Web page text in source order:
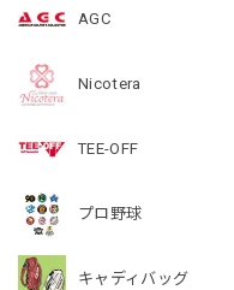
AGC
Nicotera
TEE-OFF
プロ野球
キャディバッグ